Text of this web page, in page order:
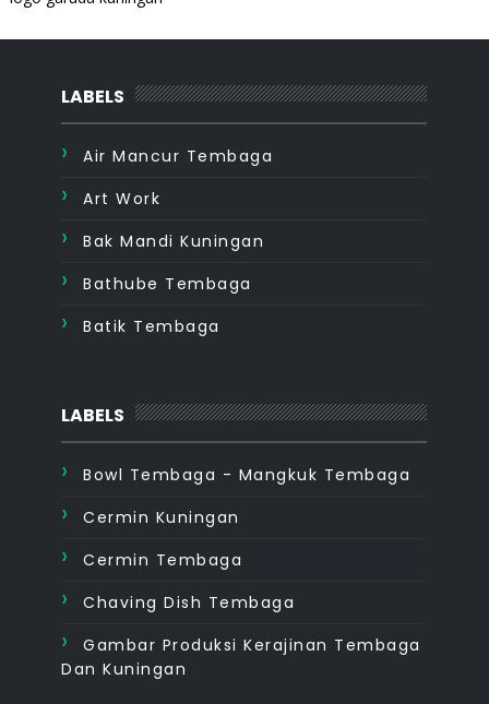
LABELS
Air Mancur Tembaga
Art Work
Bak Mandi Kuningan
Bathube Tembaga
Batik Tembaga
LABELS
Bowl Tembaga - Mangkuk Tembaga
Cermin Kuningan
Cermin Tembaga
Chaving Dish Tembaga
Gambar Produksi Kerajinan Tembaga
Dan Kuningan